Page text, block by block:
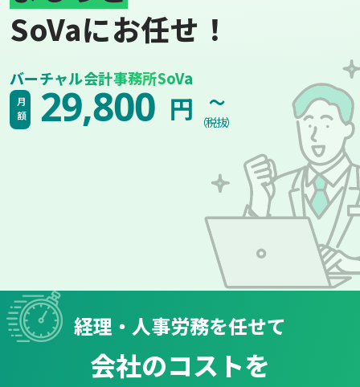
SoVaにお任せ！
バーチャル会計事務所SoVa
月額 29,800 円 ~
（税抜）
経理・人事労務を任せて
会社のコストを